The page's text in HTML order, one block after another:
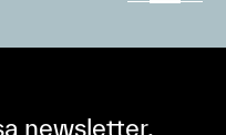
newsletter,